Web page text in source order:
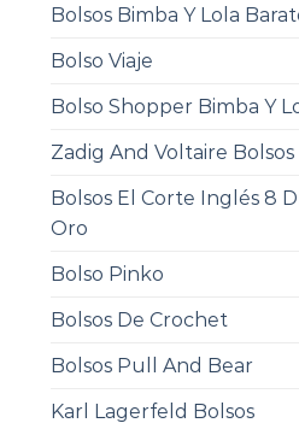
Bolsos Bimba Y Lola
Bolso Viaje
Bolso Shopper Bimba Y
Zadig And Voltaire Bolsos
Bolsos El Corte Inglés 8
Oro
Bolso Pinko
Bolsos De Crochet
Bolsos Pull And Bear
Karl Lagerfeld Bolsos